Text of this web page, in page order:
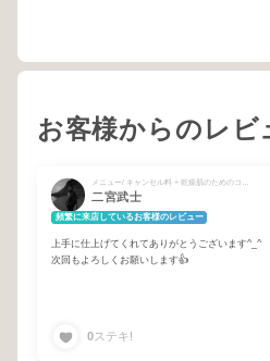
お客様からのレビ
二宮武士
頻繁に来店しているお客様のレビュー
上手に仕上げてくれてありがとうございます^_^
次回もよろしくお願いします👍
0ステキ!